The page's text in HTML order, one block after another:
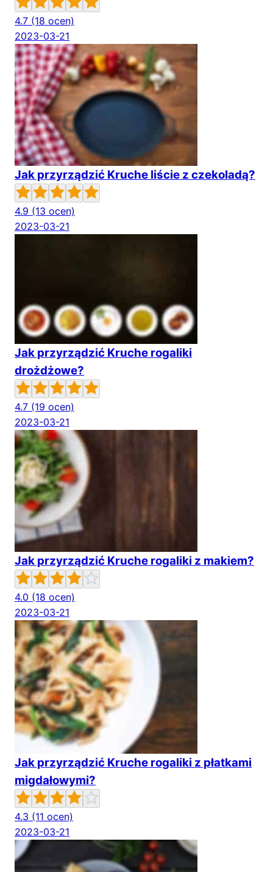
4.7 (18 ocen)
2023-03-21
Jak przyrządzić Kruche liście z czekoladą?
4.9 (13 ocen)
2023-03-21
Jak przyrządzić Kruche rogaliki
drożdżowe?
4.7 (19 ocen)
2023-03-21
Jak przyrządzić Kruche rogaliki z makiem?
4.0 (18 ocen)
2023-03-21
Jak przyrządzić Kruche rogaliki z płatkami
migdałowymi?
4.3 (11 ocen)
2023-03-21